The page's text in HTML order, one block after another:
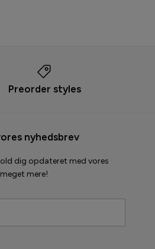
Preorder styles
nyhedsbrev
dig opdateret med vores
mere!